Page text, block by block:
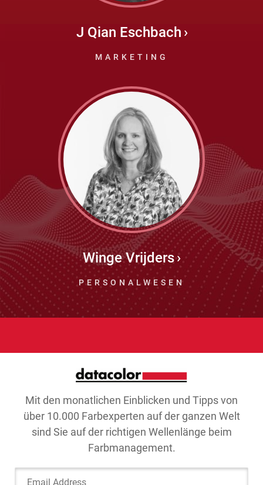
J Qian Eschbach
MARKETING
Winge Vrijders
PERSONALWESEN
Mit den monatlichen Einblicken und Tipps von
über 10.000 Farbexperten auf der ganzen Welt
sind Sie auf der richtigen Wellenlänge beim
Farbmanagement.
Email Address